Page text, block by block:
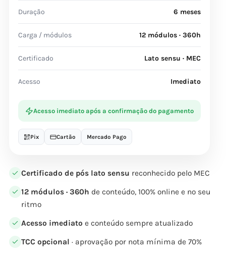
Certificado de pós lato sensu reconhecido pelo MEC
12 módulos · 360h de conteúdo, 100% online e no seu
ritmo
Acesso imediato e conteúdo sempre atualizado
TCC opcional · aprovação por nota mínima de 70%
Duração 6 meses
Carga / módulos 12 módulos · 360h
Certificado Lato sensu · MEC
Acesso Imediato
Acesso imediato após a confirmação do pagamento
Pix Cartão Mercado Pago